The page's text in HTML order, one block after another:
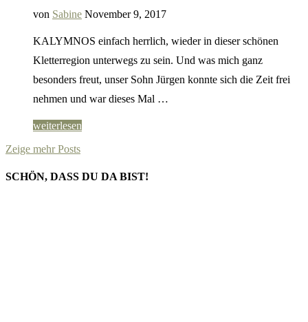
von Sabine November 9, 2017
KALYMNOS einfach herrlich, wieder in dieser schönen
Kletterregion unterwegs zu sein. Und was mich ganz
besonders freut, unser Sohn Jürgen konnte sich die Zeit frei
nehmen und war dieses Mal …
weiterlesen
Zeige mehr Posts
SCHÖN, DASS DU DA BIST!